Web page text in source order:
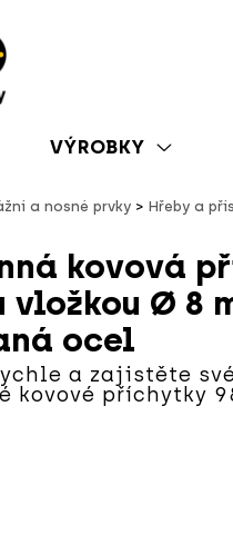
VÝROBKY
a nosné prvky Hřeby a
kovová
vložkou Ø 8
ocel
a zajistěte
kovové příchytky